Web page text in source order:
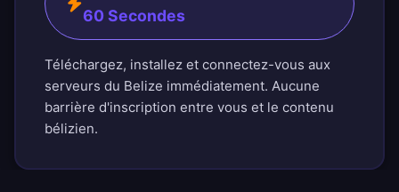
60 Secondes
Téléchargez, installez et connectez-vous aux
serveurs du Belize immédiatement. Aucune
barrière d'inscription entre vous et le contenu
bélizien.